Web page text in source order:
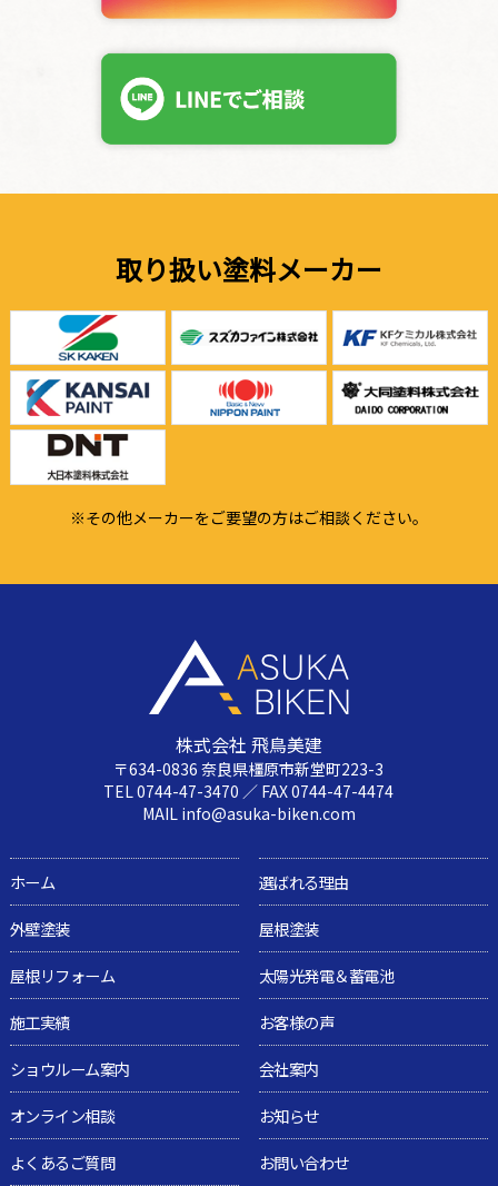
取り扱い塗料メーカー
※その他メーカーをご要望の方はご相談ください。
株式会社 飛鳥美建
〒634-0836 奈良県橿原市新堂町223-3
TEL 0744-47-3470 ／ FAX 0744-47-4474
MAIL info@asuka-biken.com
ホーム
選ばれる理由
外壁塗装
屋根塗装
屋根リフォーム
太陽光発電＆蓄電池
施工実績
お客様の声
ショウルーム案内
会社案内
オンライン相談
お知らせ
よくあるご質問
お問い合わせ